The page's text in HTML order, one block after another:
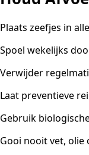
Plaats zeefjes in
Spoel wekelijks
Verwijder
Laat preventieve
Gebruik
Gooi nooit vet,